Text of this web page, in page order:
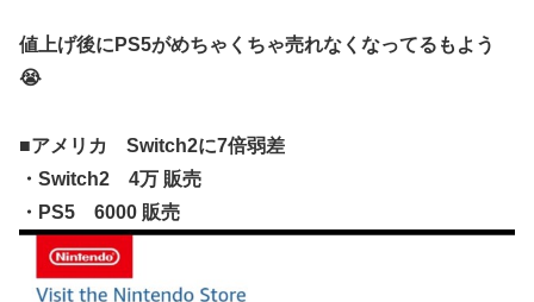
て！！→画像がこちらw w w w w w w w w w
【ホロライブ】アキロゼ、映画をきっかけに「ちいかわ」に
どハマり「今では毎晩1時間くらい見ながら入眠していま
【ウマ娘】セイちゃんの攻撃力を見よ！！！
【画像】韓国人「日本人の間で『女が破滅的な人生を送るの
本営「現地調達」陸軍「え？」
「Sゴーゴージャグラー4KT（北電子）」「Lライザのアト
リエKD（北電子）」が検定通過
伊藤裕樹、次戦勝利でタイトルマッチへ
値上げ後にPS5がめちゃくちゃ売れなくなってるもよう
😭
■アメリカ Switch2に7倍弱差
・Switch2 4万 販売
・PS5 6000 販売